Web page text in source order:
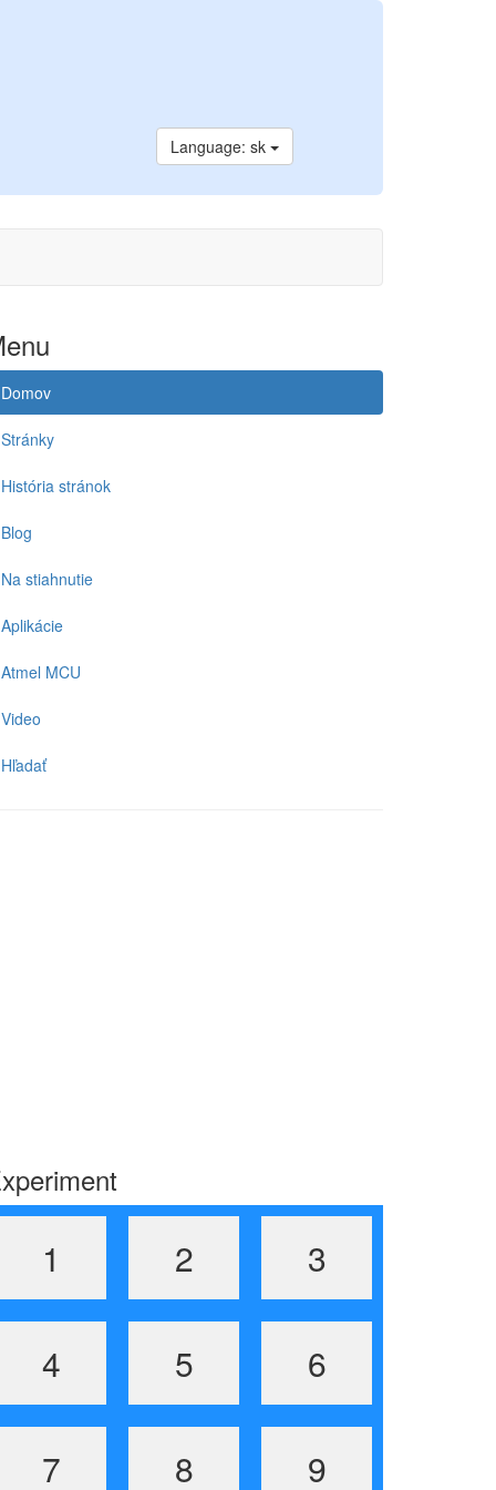
Language: sk
Domov
Stránky
História stránok
Blog
Na stiahnutie
Aplikácie
Atmel MCU
Video
Hľadať
1 2 3
4 5 6
7 8 9